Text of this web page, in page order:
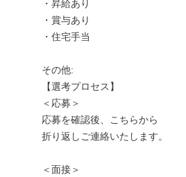
・昇給あり
・賞与あり
・住宅手当
その他:
【選考プロセス】
＜応募＞
応募を確認後、こちらから
折り返しご連絡いたします。
＜面接＞